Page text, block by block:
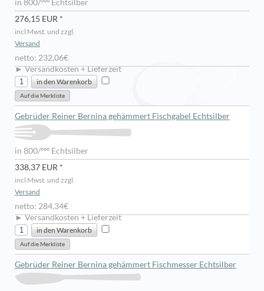
in 800/ººº Echtsilber
276,15 EUR *
incl Mwst. und zzgl.
Versand
netto: 232,06€
► Versandkosten + Lieferzeit
Gebrüder Reiner Bernina gehämmert Fischgabel Echtsilber
in 800/ººº Echtsilber
338,37 EUR *
incl Mwst. und zzgl.
Versand
netto: 284,34€
► Versandkosten + Lieferzeit
Gebrüder Reiner Bernina gehämmert Fischmesser Echtsilber